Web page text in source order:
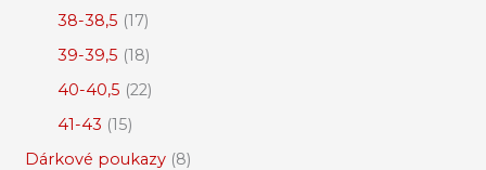
38-38,5 17
39-39,5 18
40-40,5 22
41-43 15
Dárkové poukazy 8